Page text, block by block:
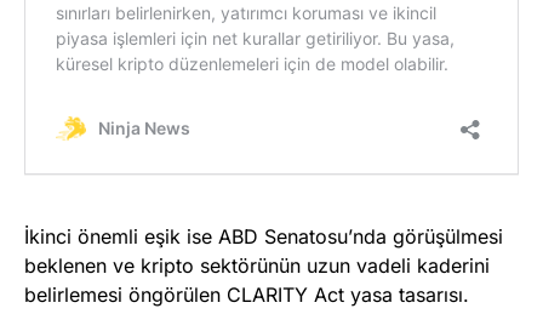
İkinci önemli eşik ise ABD Senatosu’nda görüşülmesi
beklenen ve kripto sektörünün uzun vadeli kaderini
belirlemesi öngörülen CLARITY Act yasa tasarısı.